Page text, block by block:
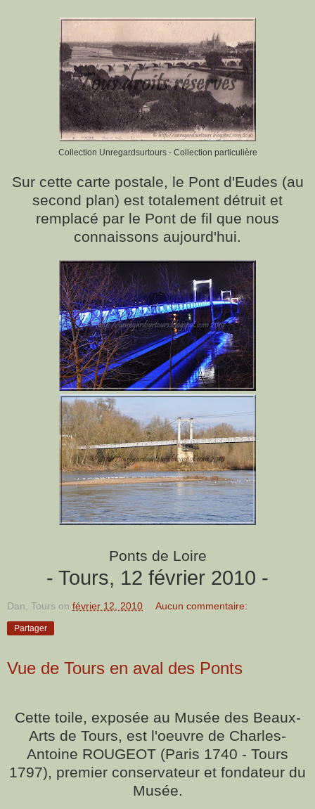
Collection Unregardsurtours - Collection particulière
Sur cette carte postale, le Pont d'Eudes (au
second plan) est totalement détruit et
remplacé par le Pont de fil que nous
connaissons aujourd'hui.
Ponts de Loire
- Tours, 12 février 2010 -
Dan, Tours on février 12, 2010 Aucun commentaire:
Partager
Vue de Tours en aval des Ponts
Cette toile, exposée au Musée des Beaux-
Arts de Tours, est l'oeuvre de Charles-
Antoine ROUGEOT (Paris 1740 - Tours
1797), premier conservateur et fondateur du
Musée.